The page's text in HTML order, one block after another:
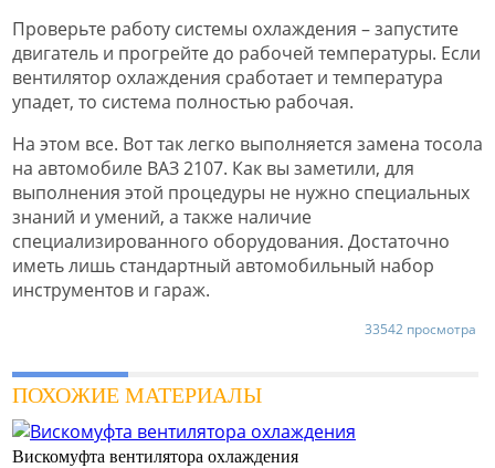
Проверьте работу системы охлаждения – запустите
двигатель и прогрейте до рабочей температуры. Если
вентилятор охлаждения сработает и температура
упадет, то система полностью рабочая.
На этом все. Вот так легко выполняется замена тосола
на автомобиле ВАЗ 2107. Как вы заметили, для
выполнения этой процедуры не нужно специальных
знаний и умений, а также наличие
специализированного оборудования. Достаточно
иметь лишь стандартный автомобильный набор
инструментов и гараж.
33542 просмотра
ПОХОЖИЕ МАТЕРИАЛЫ
Вискомуфта вентилятора охлаждения